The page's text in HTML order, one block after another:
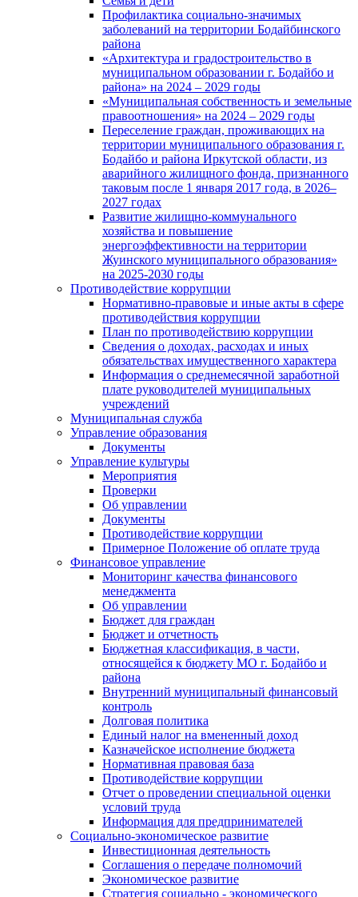
Профилактика социально-значимых
заболеваний на территории Бодайбинского
района
«Архитектура и градостроительство в
муниципальном образовании г. Бодайбо и
района» на 2024 – 2029 годы
«Муниципальная собственность и земельные
правоотношения» на 2024 – 2029 годы
Переселение граждан, проживающих на
территории муниципального образования г.
Бодайбо и района Иркутской области, из
аварийного жилищного фонда, признанного
таковым после 1 января 2017 года, в 2026–
2027 годах
Развитие жилищно-коммунального
хозяйства и повышение
энергоэффективности на территории
Жуинского муниципального образования»
на 2025-2030 годы
Противодействие коррупции
Нормативно-правовые и иные акты в сфере
противодействия коррупции
План по противодействию коррупции
Сведения о доходах, расходах и иных
обязательствах имущественного характера
Информация о среднемесячной заработной
плате руководителей муниципальных
учреждений
Муниципальная служба
Управление образования
Документы
Управление культуры
Мероприятия
Проверки
Об управлении
Документы
Противодействие коррупции
Примерное Положение об оплате труда
Финансовое управление
Мониторинг качества финансового
менеджмента
Об управлении
Бюджет для граждан
Бюджет и отчетность
Бюджетная классификация, в части,
относящейся к бюджету МО г. Бодайбо и
района
Внутренний муниципальный финансовый
контроль
Долговая политика
Единый налог на вмененный доход
Казначейское исполнение бюджета
Нормативная правовая база
Противодействие коррупции
Отчет о проведении специальной оценки
условий труда
Информация для предпринимателей
Социально-экономическое развитие
Инвестиционная деятельность
Соглашения о передаче полномочий
Экономическое развитие
Стратегия социально - экономического